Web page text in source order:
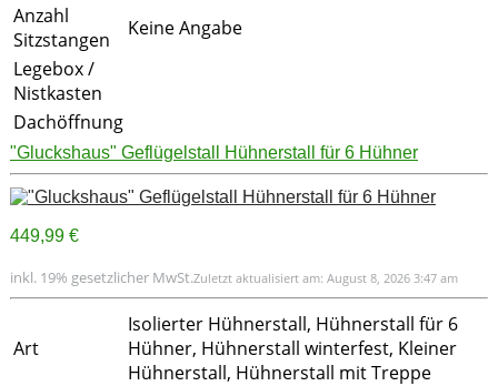
Anzahl
Sitzstangen
Keine Angabe
Legebox /
Nistkasten
Dachöffnung
"Gluckshaus" Geflügelstall Hühnerstall für 6 Hühner
449,99 €
inkl. 19% gesetzlicher MwSt.Zuletzt aktualisiert am: August 8, 2026 3:47 am
Art
Isolierter Hühnerstall, Hühnerstall für 6
Hühner, Hühnerstall winterfest, Kleiner
Hühnerstall, Hühnerstall mit Treppe